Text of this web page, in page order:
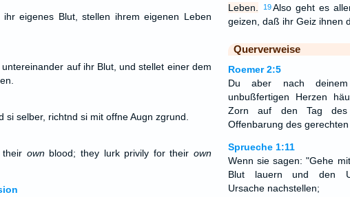
eigenes Blut, stellen ihrem eigenen Leben
auf ihr Blut, und stellet einer dem
si selber, richtnd si mit offne Augn zgrund.
ownblood; they lurk privily for their own
Leben.
19Also geht es
geizen, daß ihr Geiz ihnen
Querverweise
Roemer 2:5
Du aber nach deinem
unbußfertigen Herzen
Zorn auf den Tag
Offenbarung des
Sprueche 1:11
Wenn sie sagen: "Gehe
Blut lauern und den
Ursache nachstellen;